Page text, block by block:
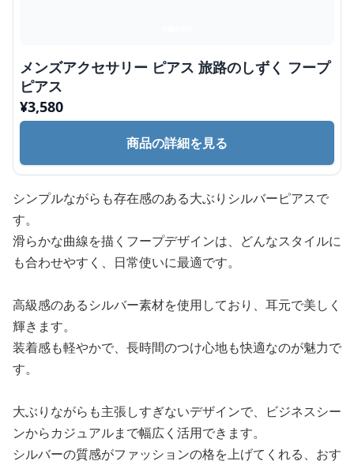
メンズアクセサリー ピアス 旅路のしずく フープ
ピアス
¥3,580
商品の詳細を見る
シンプルながらも存在感のある大ぶりシルバーピアスで
す。
滑らかな曲線を描くフープデザインは、どんなスタイルに
も合わせやすく、日常使いに最適です。
高級感のあるシルバー素材を使用しており、耳元で美しく
輝きます。
装着感も軽やかで、長時間のつけ心地も快適なのが魅力で
す。
大ぶりながらも主張しすぎないデザインで、ビジネスシー
ンからカジュアルまで幅広く活用できます。
シルバーの質感がファッションの格を上げてくれる、おす